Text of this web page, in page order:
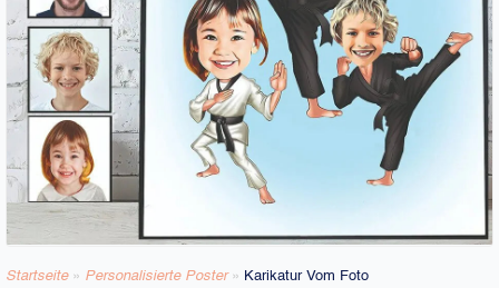
Startseite » Personalisierte Poster » Karikatur Vom Foto